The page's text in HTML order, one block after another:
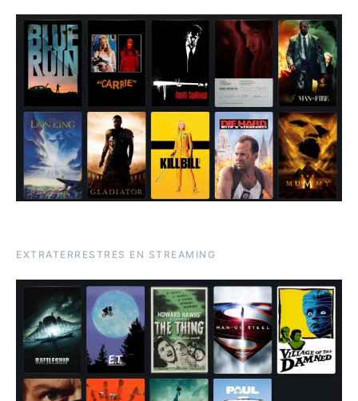
EXTRATERRESTRES EN STREAMING